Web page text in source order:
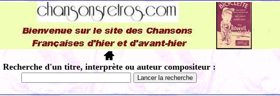
Recherche d'un titre, interprète ou auteur compositeur :